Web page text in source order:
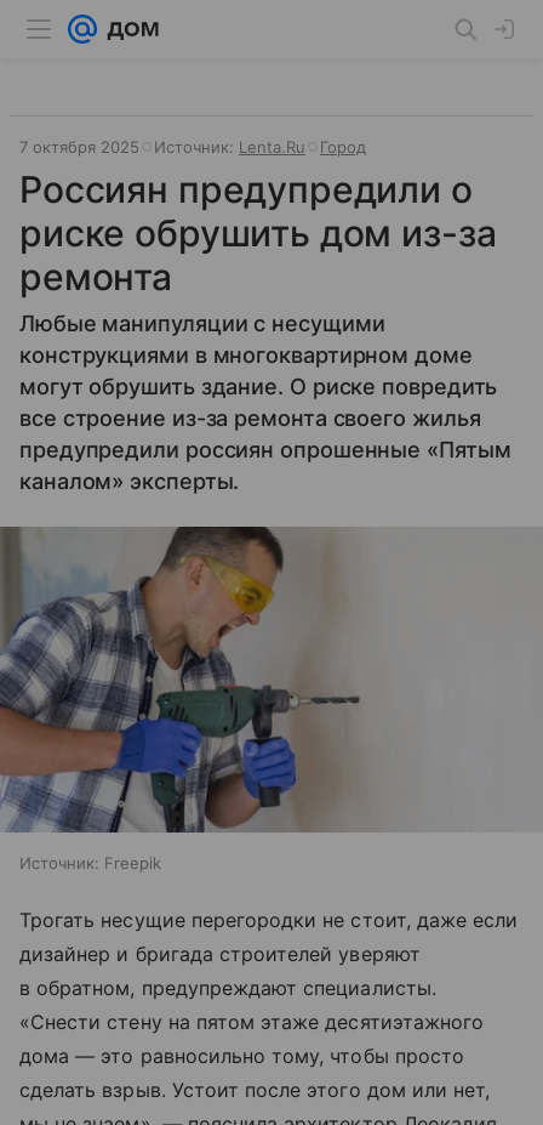
7 октября 2025 Источник: Lenta.Ru Город
Россиян предупредили о
риске обрушить дом из-за
ремонта
Любые манипуляции с несущими
конструкциями в многоквартирном доме
могут обрушить здание. О риске повредить
все строение из-за ремонта своего жилья
предупредили россиян опрошенные «Пятым
каналом» эксперты.
Источник: Freepik
Трогать несущие перегородки не стоит, даже если
дизайнер и бригада строителей уверяют
в обратном, предупреждают специалисты.
«Снести стену на пятом этаже десятиэтажного
дома — это равносильно тому, чтобы просто
сделать взрыв. Устоит после этого дом или нет,